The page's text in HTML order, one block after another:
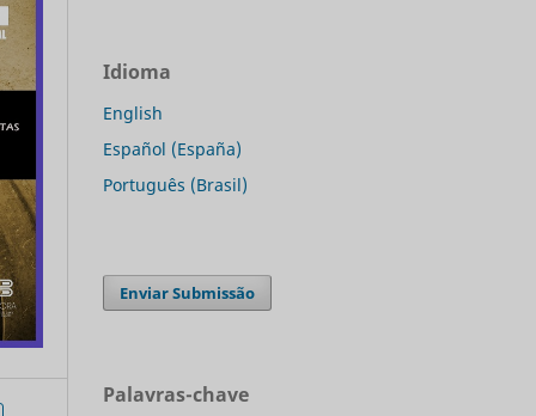
Idioma
English
Español (España)
Português (Brasil)
Enviar Submissão
Palavras-chave